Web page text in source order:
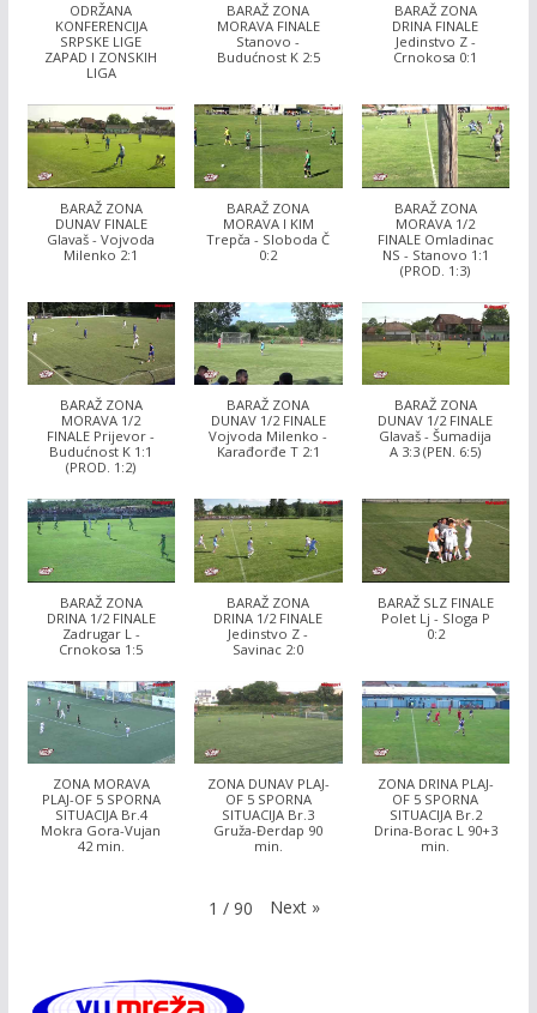
ODRŽANA
KONFERENCIJA
SRPSKE LIGE
ZAPAD I ZONSKIH
LIGA
BARAŽ ZONA
MORAVA FINALE
Stanovo -
Budućnost K 2:5
BARAŽ ZONA
DRINA FINALE
Jedinstvo Z -
Crnokosa 0:1
BARAŽ ZONA
DUNAV FINALE
Glavaš - Vojvoda
Milenko 2:1
BARAŽ ZONA
MORAVA I KIM
Trepča - Sloboda Č
0:2
BARAŽ ZONA
MORAVA 1/2
FINALE Omladinac
NS - Stanovo 1:1
(PROD. 1:3)
BARAŽ ZONA
MORAVA 1/2
FINALE Prijevor -
Budućnost K 1:1
(PROD. 1:2)
BARAŽ ZONA
DUNAV 1/2 FINALE
Vojvoda Milenko -
Karađorđe T 2:1
BARAŽ ZONA
DUNAV 1/2 FINALE
Glavaš - Šumadija
A 3:3 (PEN. 6:5)
BARAŽ ZONA
DRINA 1/2 FINALE
Zadrugar L -
Crnokosa 1:5
BARAŽ ZONA
DRINA 1/2 FINALE
Jedinstvo Z -
Savinac 2:0
BARAŽ SLZ FINALE
Polet Lj - Sloga P
0:2
ZONA MORAVA
PLAJ-OF 5 SPORNA
SITUACIJA Br.4
Mokra Gora-Vujan
42 min.
ZONA DUNAV PLAJ-
OF 5 SPORNA
SITUACIJA Br.3
Gruža-Đerdap 90
min.
ZONA DRINA PLAJ-
OF 5 SPORNA
SITUACIJA Br.2
Drina-Borac L 90+3
min.
1 / 90 Next »